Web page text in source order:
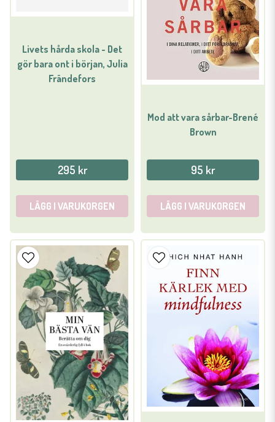
Livets hårda skola - Det
gör bara ont i början, Julia
Frändefors
295 kr
LÄGG I VARUKORGEN
Mod att vara sårbar-Brené
Brown
95 kr
LÄGG I VARUKORGEN